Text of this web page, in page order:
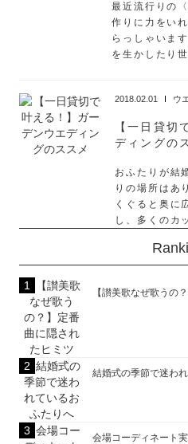
最近流行りの
作りに力をい
らっしゃいま
を生かしたり
2018.02.01 ウ
【一日貸切
ディングの
おふたりが結
りの場所はあ
くぐると奥に
し、多くのカ
【讃美歌なぜ歌うの
結婚式の季節で迷わ
会場コーディネート